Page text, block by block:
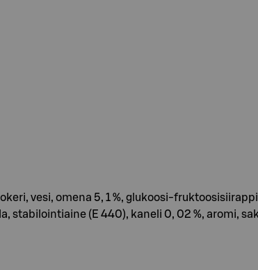
sokeri, vesi, omena 5, 1 %, glukoosi-
stabilointiaine (E 440), kaneli 0, 02 %, aromi,